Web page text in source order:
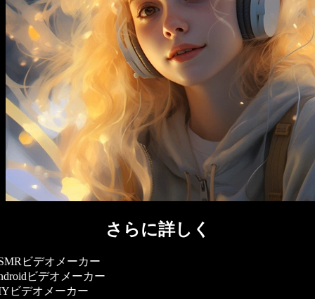
さらに詳しく
ビデオメーカー
ビデオメーカー
ビデオメーカー